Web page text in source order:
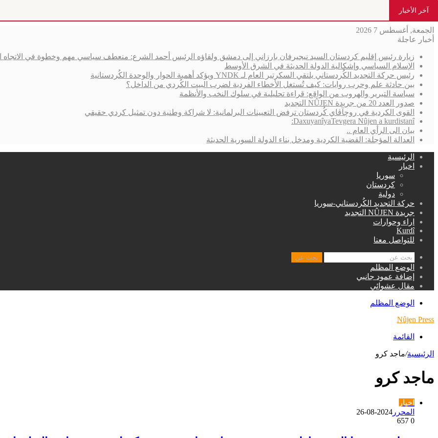
آخر الأخبار
الجمعة, أغسطس 7 2026
أخبار عاجلة
زيارة رئيس إقليم كردستان السيد نيجيرفان بارزاني إلى دمشق ولقاؤه الرئيس أحمد الشرع: منعطف سياسي مهم وخطوة في الاتجاه
الإسلام السياسي وإشكالية الدولة الحديثة في الشرق الأوسط
رئيس حركة التجديد الكُردستاني يلتقي السكرتير العام لـ YNDK ويؤكد أهمية الحوار والوحدة الكُردستانية
بين حادثة علم وحرب روايات: كيف تُستغل الأخطاء الفردية لضرب البيت الكُردي من الداخل؟
سياسة التبرير والهروب من الواقع: قراءة تحليلية في سلوك النخب والأنظمة
صدور العدد 20 من جريدة NÛJEN التجديد
القوى الكردية في روچآڤاي كُردستان ترفض التعيينات البرلمانية: لا شراكة وطنية دون تمثيل كردي حقيقي
DaxuyanîyaTevgera Nûjen a kurdistanî:
بيان الى الرأي العام ..
العدالة المؤجلة: القضية الكردية ومدخل بناء الدولة السورية الحديثة
الرئيسية
اخبار
سوريا
كردستان
دولية
حركة التجديد الكُردستاني-سوريا
جريدة NÛJEN التجديد
اراء وحوارات
Kurdî
للتواصل معنا
بحث عن
الوضع المظلم
إضافة عمود جانبي
مقال عشوائي
الوضع المظلم
Nûjen Press
القائمة
الرئيسية/ماجد كرو
ماجد كرو
اخبار
المحرر 2024-08-26
0